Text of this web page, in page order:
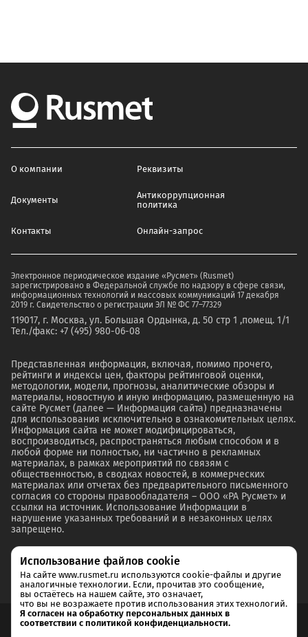
О компании Реквизиты
Документы
Антикоррупционная
политика
Контакты Онлайн-запрос
Электронное периодическое издание «Русмет» (Rusmet)
зарегистрировано в Федеральной службе по надзору в сфере связи,
информационных технологий и массовых коммуникаций 17 декабря
2019 г. Свидетельство о регистрации ЭЛ № ФС 77–77329
119017, г. Москва, ул. Большая Ордынка, д. 50 стр 1 ,помещ. 1/1
Тел./факс: +7 (495) 980-06-08
Представленная информация, включая, помимо прочего,
рейтинги и индексы цен, факторы рейтинговой оценки,
методологии, модели, прогнозы, аналитические обзоры и
материалы, новостную и иную информацию, размещенную на
сайте Русмет (далее — Информация сайта) предназначены
для использования исключительно в ознакомительных целях.
Информация сайта не может модифицироваться,
воспроизводиться, распространяться любым способом и в
любой форме ни полностью, ни частично в рекламных
материалах, в рамках мероприятий по связям с
общественностью, в сводках новостей, в коммерческих
материалах или отчетах без предварительного письменного
согласия со стороны правообладателя – ООО «РА Русмет» и
ссылки на источник. Использование Информации в
нарушение указанных требований и в незаконных целях
запрещено.
Согласие на обработку и хранение персональных данных
Использование файлов cookie
На сайте www.rusmet.ru используются cookie-файлы и другие
аналогичные технологии. Если, прочитав это сообщение,
вы остаётесь на нашем сайте, это означает,
что вы не возражаете против использования этих технологий.
Я согласен на обработку персональных данных в
соответствии с политикой конфиденциальности.